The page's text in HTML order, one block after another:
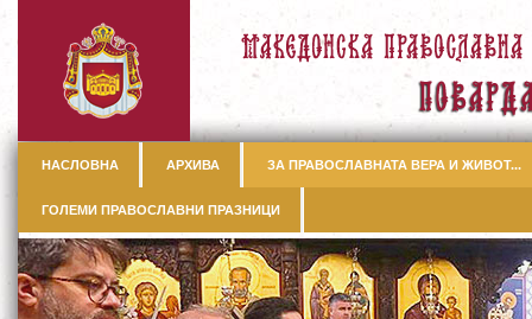
НАСЛОВНА АРХИВА ЗА ПРАВОСЛАВНАТА ВЕРА И ЖИВОТ...
ГОЛЕМИ ПРАВОСЛАВНИ ПРАЗНИЦИ